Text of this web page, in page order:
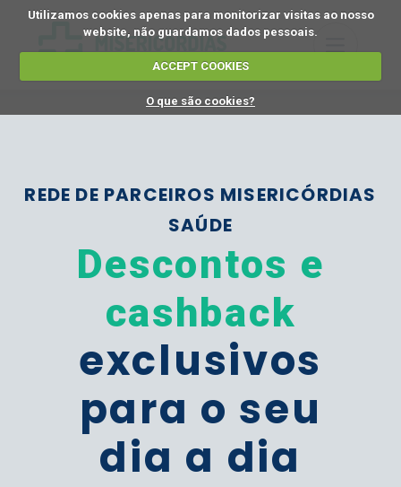
Utilizamos cookies apenas para monitorizar visitas ao nosso
website, não guardamos dados pessoais.
ACCEPT COOKIES
O que são cookies?
REDE DE PARCEIROS MISERICÓRDIAS
SAÚDE
Descontos e
cashback
exclusivos
para o seu
dia a dia